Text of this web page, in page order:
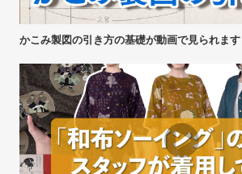
かこみ製図の引き方の基礎が動画で見られます